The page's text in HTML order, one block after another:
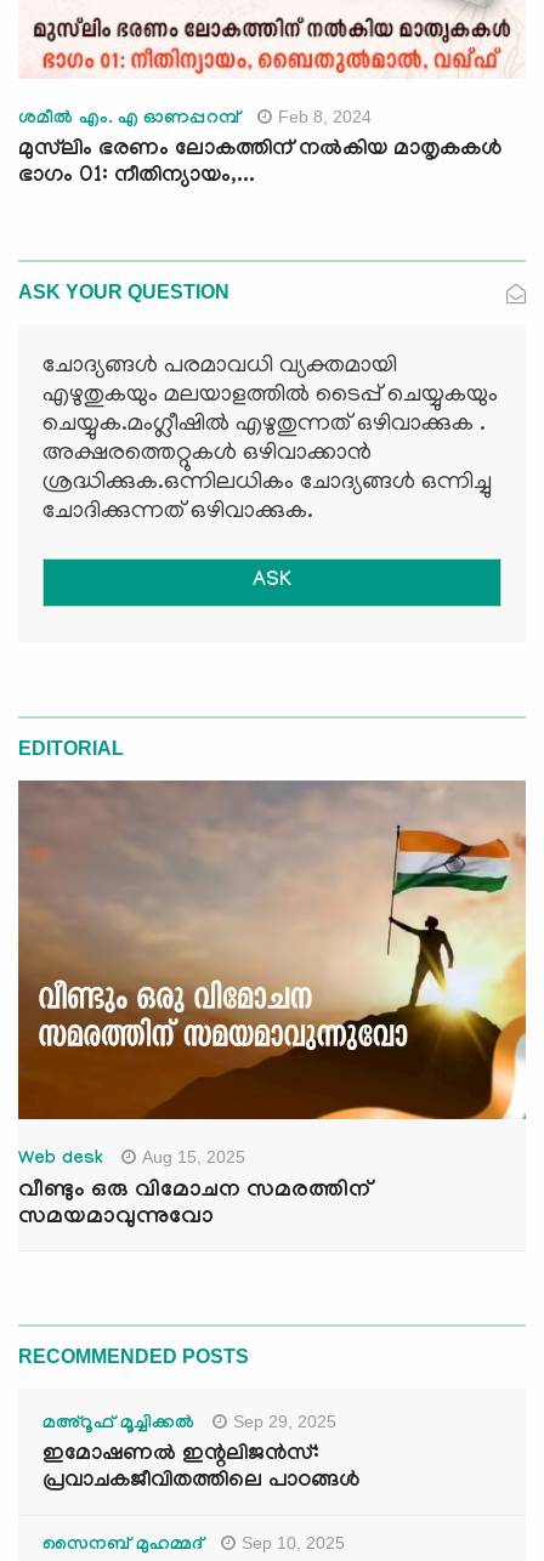
ശമീല്‍ എം. എ ഓണപ്പറമ്പ് Feb 8, 2024
മുസ്‍ലിം ഭരണം ലോകത്തിന് നല്‍കിയ മാതൃകകള്‍
ഭാഗം 01: നീതിന്യായം,...
ASK YOUR QUESTION
ചോദ്യങ്ങള്‍ പരമാവധി വ്യക്തമായി
എഴുതുകയും മലയാളത്തില്‍ ടൈപ്പ് ചെയ്യുകയും
ചെയ്യുക.മംഗ്ലീഷില്‍ എഴുതുന്നത് ഒഴിവാക്കുക .
അക്ഷരത്തെറ്റുകള്‍ ഒഴിവാക്കാന്‍
ശ്രദ്ധിക്കുക.ഒന്നിലധികം ചോദ്യങ്ങള്‍ ഒന്നിച്ചു
ചോദിക്കുന്നത് ഒഴിവാക്കുക.
ASK
EDITORIAL
Web desk Aug 15, 2025
വീണ്ടും ഒരു വിമോചന സമരത്തിന്
സമയമാവുന്നുവോ
RECOMMENDED POSTS
മഅ്റൂഫ് മൂച്ചിക്കല്‍ Sep 29, 2025
ഇമോഷണൽ ഇന്റലിജൻസ്:
പ്രവാചകജീവിതത്തിലെ പാഠങ്ങൾ
സൈനബ് മുഹമ്മദ് Sep 10, 2025